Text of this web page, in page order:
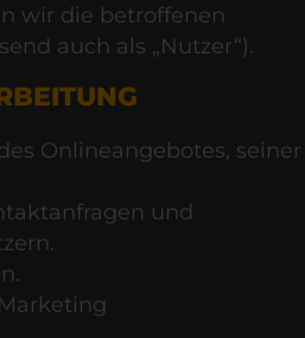
wir die betroffenen
auch als „Nutzer“).
Onlineangebotes, seiner
und